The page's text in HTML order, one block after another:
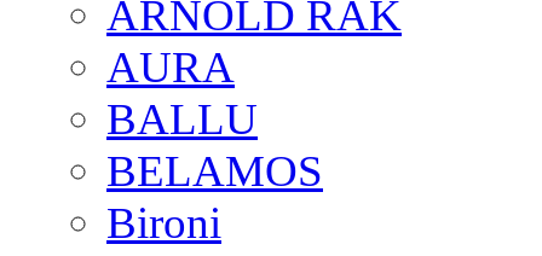
ARNOLD RAK
AURA
BALLU
BELAMOS
Bironi